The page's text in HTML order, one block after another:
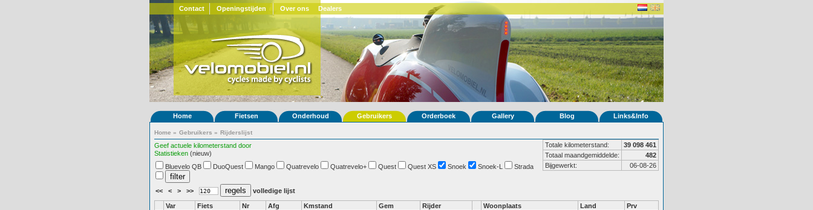
Contact Openingstijden Over ons Dealers
Home Fietsen Onderhoud Gebruikers Orderboek Gallery Blog Links&Info
Home » Gebruikers » Rijderslijst
Geef actuele kilometerstand door
Statistieken (nieuw)
Totale kilometerstand:
39 098 461
Totaal maandgemiddelde:
482
Bijgewerkt:
06-08-26
Bluevelo QB DuoQuest Mango Quatrevelo Quatrevelo+ Quest Quest XS Snoek Snoek-L Strada
<< < > >> volledige lijst
Var Fiets Nr Afg Kmstand Gem Rijder Woonplaats Land Prv